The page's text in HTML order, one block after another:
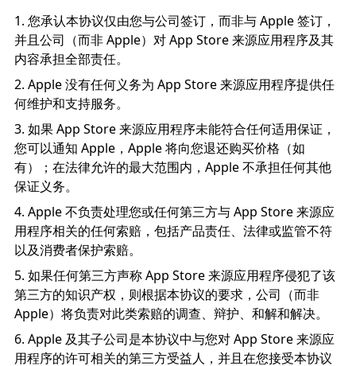
您承认本协议仅由您与公司签订，而非与 Apple 签订，
并且公司（而非 Apple）对 App Store 来源应用程序及其
内容承担全部责任。
Apple 没有任何义务为 App Store 来源应用程序提供任
何维护和支持服务。
如果 App Store 来源应用程序未能符合任何适用保证，
您可以通知 Apple，Apple 将向您退还购买价格（如
有）；在法律允许的最大范围内，Apple 不承担任何其他
保证义务。
Apple 不负责处理您或任何第三方与 App Store 来源应
用程序相关的任何索赔，包括产品责任、法律或监管不符
以及消费者保护索赔。
如果任何第三方声称 App Store 来源应用程序侵犯了该
第三方的知识产权，则根据本协议的要求，公司（而非
Apple）将负责对此类索赔的调查、辩护、和解和解决。
Apple 及其子公司是本协议中与您对 App Store 来源应
用程序的许可相关的第三方受益人，并且在您接受本协议